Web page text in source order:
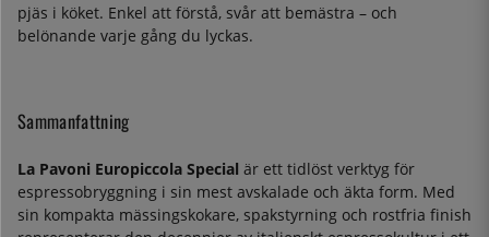
pjäs i köket. Enkel att förstå, svår att bemästra – och
belönande varje gång du lyckas.
Sammanfattning
La Pavoni Europiccola Special är ett tidlöst verktyg för
espressobryggning i sin mest avskalade och äkta form. Med
sin kompakta mässingskokare, spakstyrning och rostfria finish